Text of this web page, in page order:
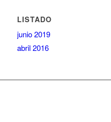
LISTADO
junio 2019
abril 2016